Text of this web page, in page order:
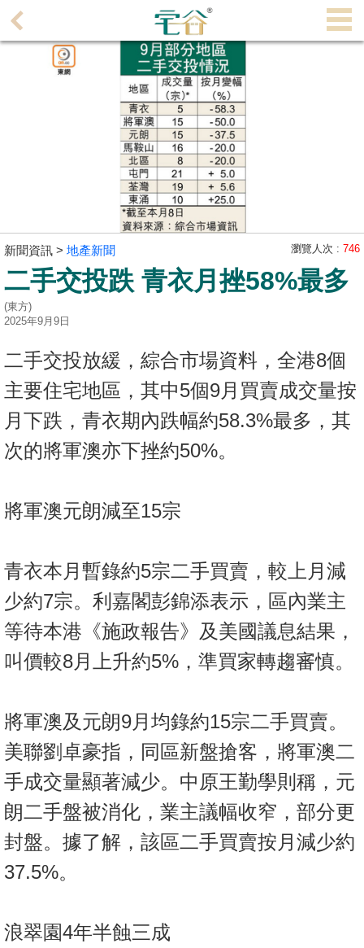
理
主
放
盤
谷
揭
地
產
客
產
新
聞
數
據
置
業
手
冊
關
於
新聞資訊 > 地產新聞 瀏覽人次 : 746
二手交投跌 青衣月挫58%最多
(東方)
2025年9月9日
二手交投放緩，綜合市場資料，全港8個
主要住宅地區，其中5個9月買賣成交量按
月下跌，青衣期內跌幅約58.3%最多，其
次的將軍澳亦下挫約50%。
將軍澳元朗減至15宗
青衣本月暫錄約5宗二手買賣，較上月減
少約7宗。利嘉閣彭錦添表示，區內業主
等待本港《施政報告》及美國議息結果，
叫價較8月上升約5%，準買家轉趨審慎。
將軍澳及元朗9月均錄約15宗二手買賣。
美聯劉卓豪指，同區新盤搶客，將軍澳二
手成交量顯著減少。中原王勤學則稱，元
朗二手盤被消化，業主議幅收窄，部分更
封盤。據了解，該區二手買賣按月減少約
37.5%。
浪翠園4年半蝕三成